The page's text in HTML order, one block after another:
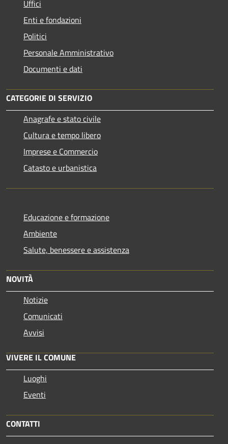
Uffici
Enti e fondazioni
Politici
Personale Amministrativo
Documenti e dati
CATEGORIE DI SERVIZIO
Anagrafe e stato civile
Cultura e tempo libero
Imprese e Commercio
Catasto e urbanistica
Educazione e formazione
Ambiente
Salute, benessere e assistenza
NOVITÀ
Notizie
Comunicati
Avvisi
VIVERE IL COMUNE
Luoghi
Eventi
CONTATTI